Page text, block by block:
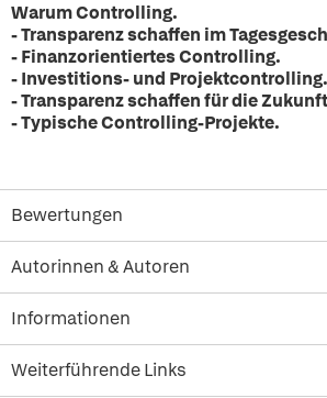
Warum Controlling.
- Transparenz schaffen im
- Finanzorientiertes Controlling.
- Investitions- und Projektcontrolling.
- Transparenz schaffen für die
- Typische Controlling-Projekte.
Bewertungen
Autorinnen & Autoren
Informationen
Weiterführende Links